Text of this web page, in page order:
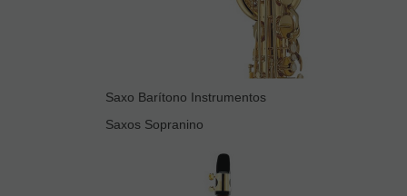
Saxo Barítono Instrumentos
Saxos Sopranino